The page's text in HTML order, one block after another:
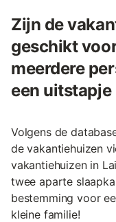
Zijn de
geschikt
meerdere
een uitstapje
Volgens de
de vakantiehuizen
vakantiehuizen in
twee aparte
bestemming voor
kleine familie!